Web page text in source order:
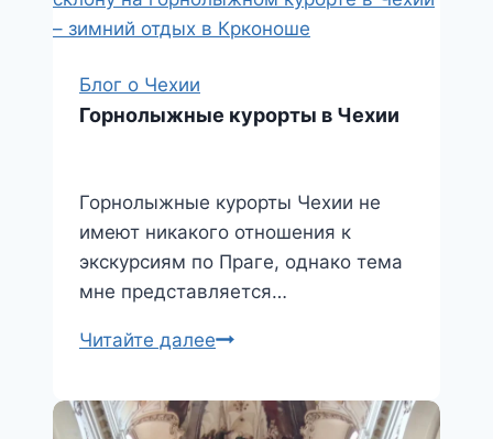
Блог о Чехии
Горнолыжные курорты в Чехии
Горнолыжные курорты Чехии не
имеют никакого отношения к
экскурсиям по Праге, однако тема
мне представляется…
Читайте далееГорнолыжные
в
Чехии